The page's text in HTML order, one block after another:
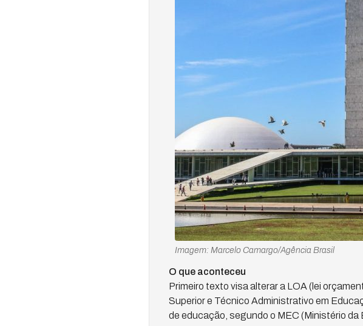
Imagem: Marcelo Camargo/Agência Brasil
O que aconteceu
Primeiro texto visa alterar a LOA (lei
Superior e Técnico Administrativo em
de educação, segundo o MEC (Ministério da